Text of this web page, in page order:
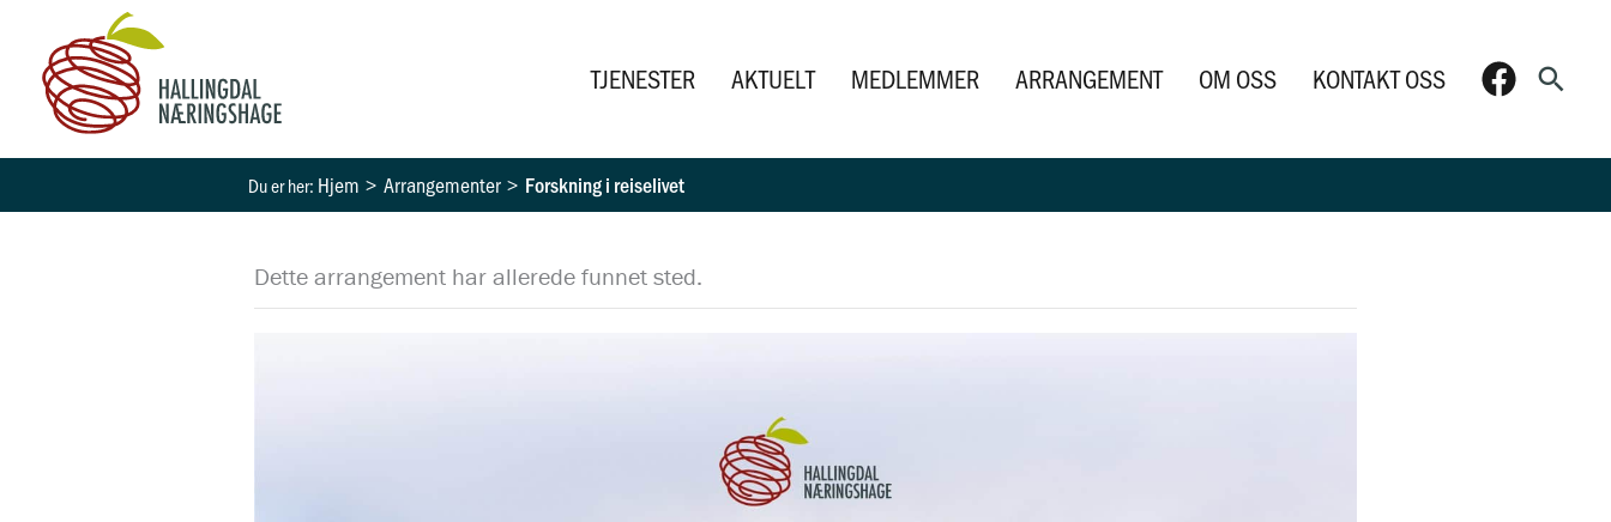
innholdet
TJENESTER AKTUELT MEDLEMMER ARRANGEMENT OM OSS KONTAKT OSS Søk
Hjem Arrangementer Forskning i reiselivet
Dette arrangement har allerede funnet sted.